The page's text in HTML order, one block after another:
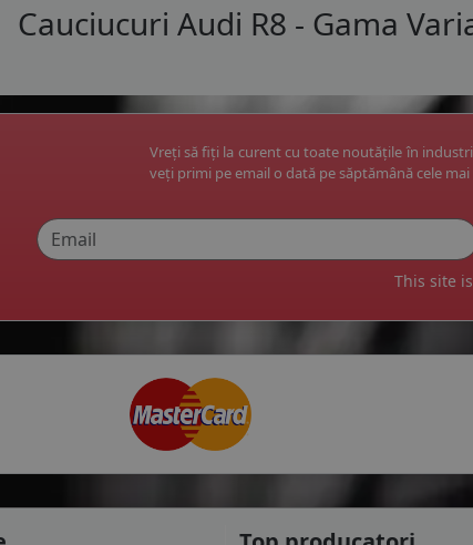
Cauciucuri Audi R8 - Gama
Vreți să fiți la curent cu toate noutățile în
veți primi pe email o dată pe săptămână cele
This site